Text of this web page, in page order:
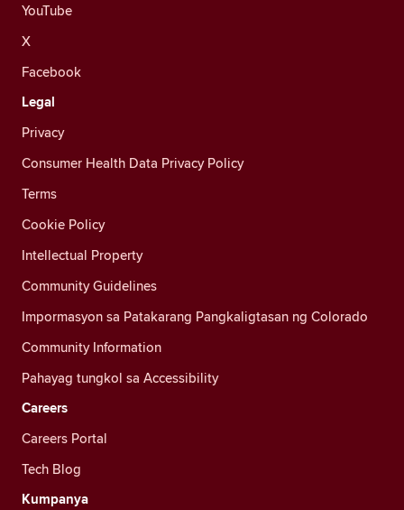
YouTube
X
Facebook
Legal
Privacy
Consumer Health Data Privacy Policy
Terms
Cookie Policy
Intellectual Property
Community Guidelines
Impormasyon sa Patakarang Pangkaligtasan ng Colorado
Community Information
Pahayag tungkol sa Accessibility
Careers
Careers Portal
Tech Blog
Kumpanya